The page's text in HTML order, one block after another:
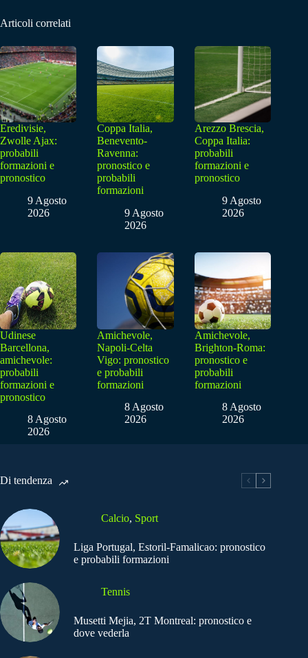
Articoli correlati
Eredivisie,
Zwolle Ajax:
probabili
formazioni e
pronostico
9 Agosto
2026
Coppa Italia,
Benevento-
Ravenna:
pronostico e
probabili
formazioni
9 Agosto
2026
Arezzo Brescia,
Coppa Italia:
probabili
formazioni e
pronostico
9 Agosto
2026
Udinese
Barcellona,
amichevole:
probabili
formazioni e
pronostico
8 Agosto
2026
Amichevole,
Napoli-Celta
Vigo: pronostico
e probabili
formazioni
8 Agosto
2026
Amichevole,
Brighton-Roma:
pronostico e
probabili
formazioni
8 Agosto
2026
Di tendenza
Calcio, Sport
Liga Portugal, Estoril-Famalicao: pronostico
e probabili formazioni
Tennis
Musetti Mejia, 2T Montreal: pronostico e
dove vederla